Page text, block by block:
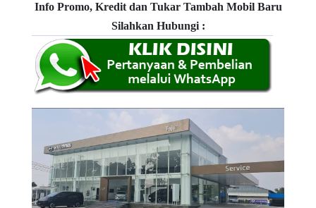
Info Promo, Kredit dan Tukar Tambah Mobil Baru
Silahkan Hubungi :